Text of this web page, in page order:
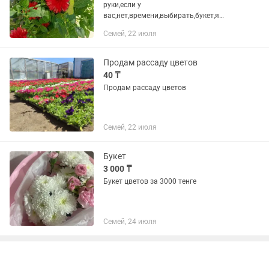
руки,если у
вас,нет,времени,выбирать,букет,я
видео, или фото, жду,званков,запись за
Семей, 22 июля
Продам рассаду цветов
40 ₸
Продам рассаду цветов
Семей, 22 июля
Букет
3 000 ₸
Букет цветов за 3000 тенге
Семей, 24 июля